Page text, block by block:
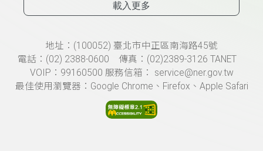
載入更多
頁尾資訊地址：(100052) 臺北市中正區南海路45號
電話：(02) 2388-0600 傳真：(02)2389-3126 TANET
VOIP：99160500 服務信箱： service@ner.gov.tw
最佳使用瀏覽器：Google Chrome、Firefox、Apple Safari